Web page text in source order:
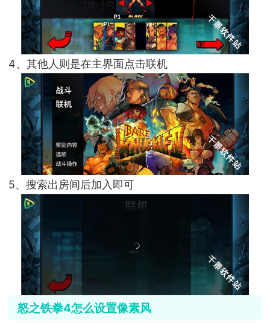
4、其他人则是在主界面点击联机
5、搜索出房间后加入即可
怒之铁拳4怎么设置像素风